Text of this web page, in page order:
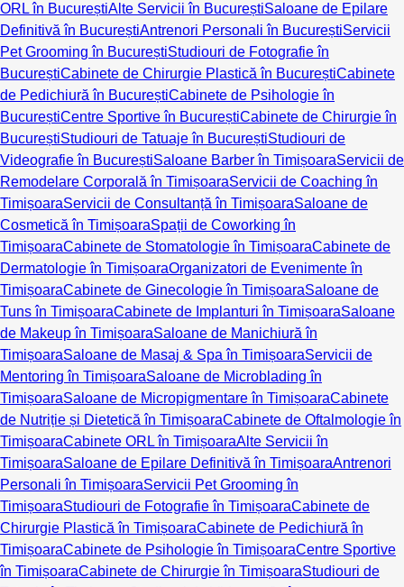
ORL în BucureștiAlte Servicii în BucureștiSaloane de Epilare
Definitivă în BucureștiAntrenori Personali în BucureștiServicii
Pet Grooming în BucureștiStudiouri de Fotografie în
BucureștiCabinete de Chirurgie Plastică în BucureștiCabinete
de Pedichiură în BucureștiCabinete de Psihologie în
BucureștiCentre Sportive în BucureștiCabinete de Chirurgie în
BucureștiStudiouri de Tatuaje în BucureștiStudiouri de
Videografie în BucureștiSaloane Barber în TimișoaraServicii de
Remodelare Corporală în TimișoaraServicii de Coaching în
TimișoaraServicii de Consultanță în TimișoaraSaloane de
Cosmetică în TimișoaraSpații de Coworking în
TimișoaraCabinete de Stomatologie în TimișoaraCabinete de
Dermatologie în TimișoaraOrganizatori de Evenimente în
TimișoaraCabinete de Ginecologie în TimișoaraSaloane de
Tuns în TimișoaraCabinete de Implanturi în TimișoaraSaloane
de Makeup în TimișoaraSaloane de Manichiură în
TimișoaraSaloane de Masaj & Spa în TimișoaraServicii de
Mentoring în TimișoaraSaloane de Microblading în
TimișoaraSaloane de Micropigmentare în TimișoaraCabinete
de Nutriție și Dietetică în TimișoaraCabinete de Oftalmologie în
TimișoaraCabinete ORL în TimișoaraAlte Servicii în
TimișoaraSaloane de Epilare Definitivă în TimișoaraAntrenori
Personali în TimișoaraServicii Pet Grooming în
TimișoaraStudiouri de Fotografie în TimișoaraCabinete de
Chirurgie Plastică în TimișoaraCabinete de Pedichiură în
TimișoaraCabinete de Psihologie în TimișoaraCentre Sportive
în TimișoaraCabinete de Chirurgie în TimișoaraStudiouri de